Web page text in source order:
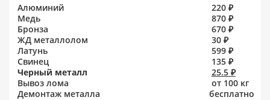
Алюминий
220 ₽
Медь
870 ₽
Бронза
670 ₽
ЖД металлолом
30 ₽
Латунь
599 ₽
Свинец
135 ₽
Черный металл
25.5 ₽
Вывоз лома
от 100 кг
Демонтаж металла
бесплатно